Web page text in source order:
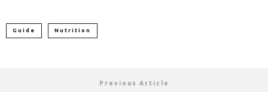
Guide Nutrition
Previous Article